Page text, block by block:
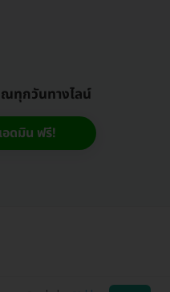
ทุกวันทางไลน์
ดมิน ฟรี!